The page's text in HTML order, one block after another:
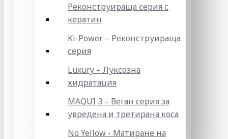
Реконструираща серия с
кератин
Ki-Power – Реконструираща
серия
Luxury – Луксозна
хидратация
MAQUI 3 – Веган серия за
увредена и третирана коса
No Yellow - Матиране на